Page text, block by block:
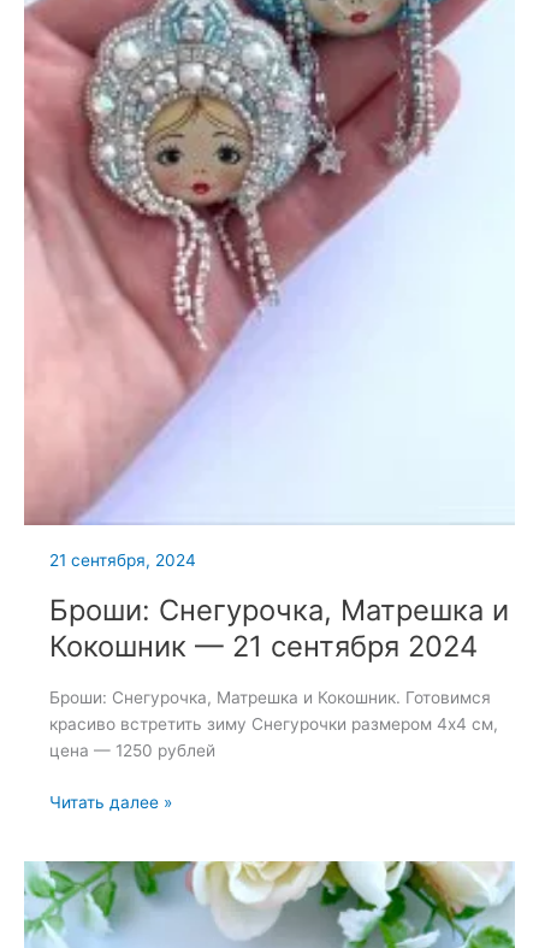
21 сентября, 2024
Броши: Снегурочка, Матрешка и
Кокошник — 21 сентября 2024
Броши: Снегурочка, Матрешка и Кокошник. Готовимся
красиво встретить зиму Снегурочки размером 4х4 см,
цена — 1250 рублей
Броши:
и
Кокошник
—
Читать далее »